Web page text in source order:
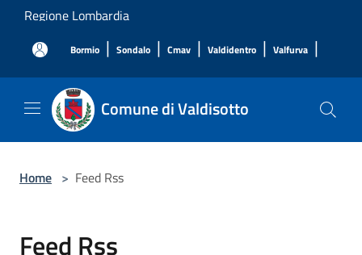
Salta al contenuto principale
Regione Lombardia
Bormio | Sondalo | Cmav | Valdidentro | Valfurva |
Comune di Valdisotto
Home > Feed Rss
Feed Rss